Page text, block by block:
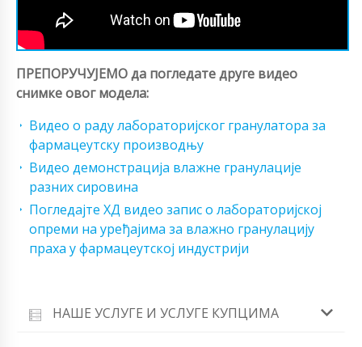
ПРЕПОРУЧУЈЕМО да погледате друге видео
снимке овог модела:
Видео о раду лабораторијског гранулатора за
фармацеутску производњу
Видео демонстрација влажне гранулације
разних сировина
Погледајте ХД видео запис о лабораторијској
опреми на уређајима за влажно гранулацију
праха у фармацеутској индустрији
НАШЕ УСЛУГЕ И УСЛУГЕ КУПЦИМА